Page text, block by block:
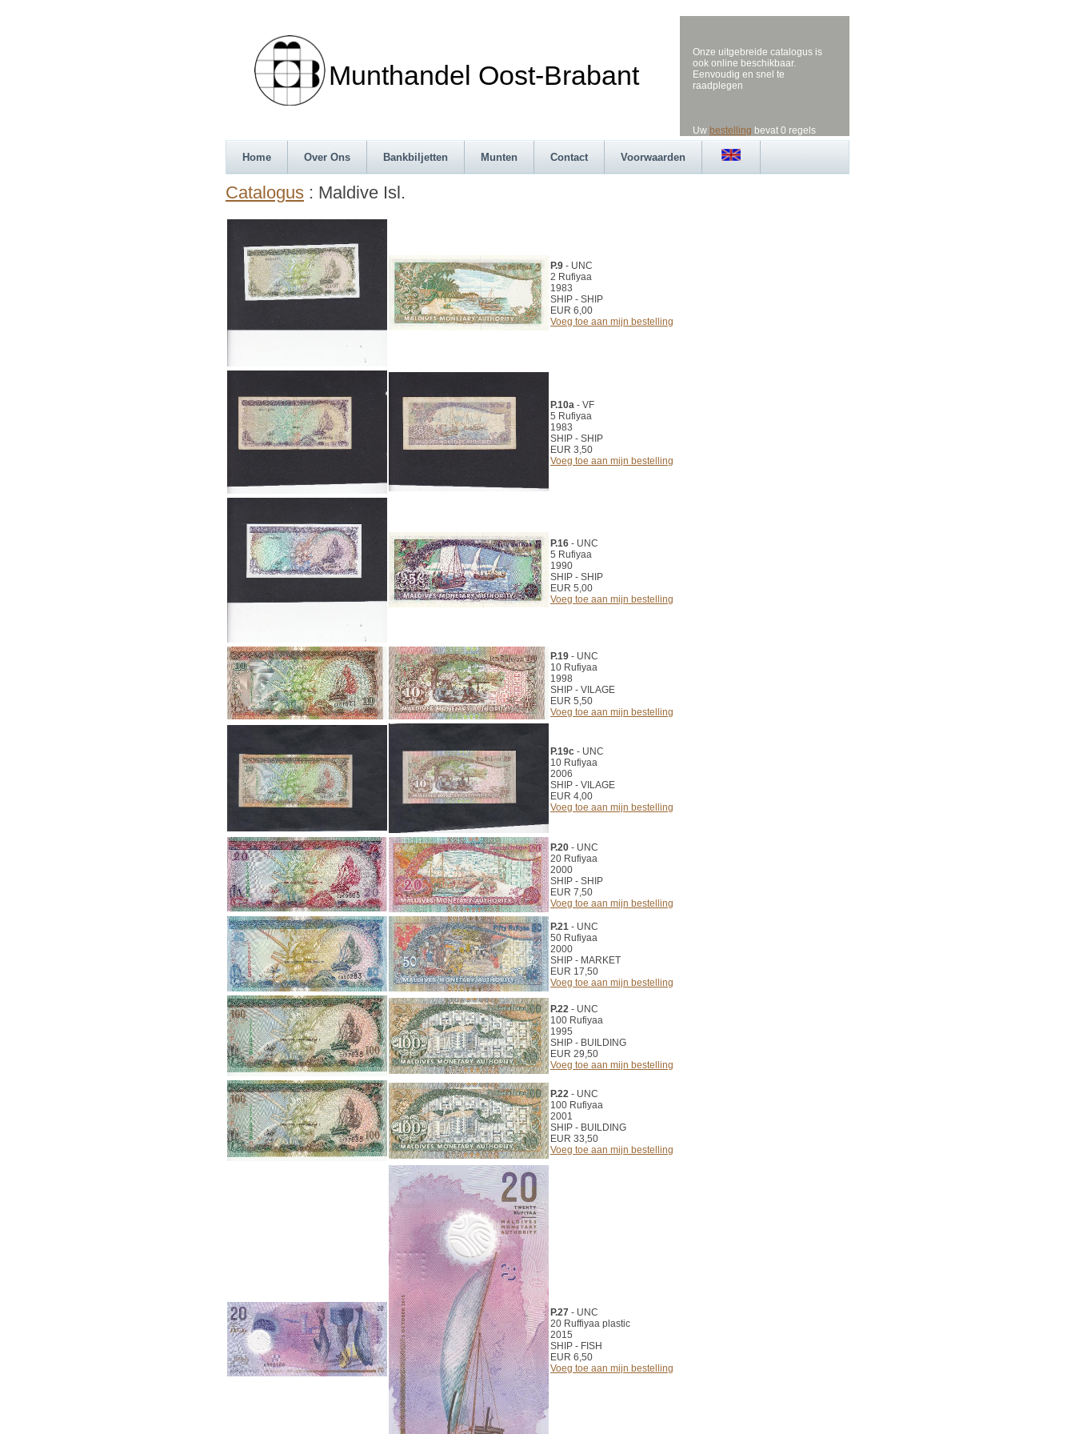
Munthandel Oost-Brabant
Onze uitgebreide catalogus is
ook online beschikbaar.
Eenvoudig en snel te
raadplegen
Uw bestelling bevat 0 regels
Home Over Ons Bankbiljetten Munten Contact Voorwaarden
Catalogus : Maldive Isl.
P.9 - UNC
2 Rufiyaa
1983
SHIP - SHIP
EUR 6,00
Voeg toe aan mijn bestelling
P.10a - VF
5 Rufiyaa
1983
SHIP - SHIP
EUR 3,50
Voeg toe aan mijn bestelling
P.16 - UNC
5 Rufiyaa
1990
SHIP - SHIP
EUR 5,00
Voeg toe aan mijn bestelling
P.19 - UNC
10 Rufiyaa
1998
SHIP - VILAGE
EUR 5,50
Voeg toe aan mijn bestelling
P.19c - UNC
10 Rufiyaa
2006
SHIP - VILAGE
EUR 4,00
Voeg toe aan mijn bestelling
P.20 - UNC
20 Rufiyaa
2000
SHIP - SHIP
EUR 7,50
Voeg toe aan mijn bestelling
P.21 - UNC
50 Rufiyaa
2000
SHIP - MARKET
EUR 17,50
Voeg toe aan mijn bestelling
P.22 - UNC
100 Rufiyaa
1995
SHIP - BUILDING
EUR 29,50
Voeg toe aan mijn bestelling
P.22 - UNC
100 Rufiyaa
2001
SHIP - BUILDING
EUR 33,50
Voeg toe aan mijn bestelling
P.27 - UNC
20 Ruffiyaa plastic
2015
SHIP - FISH
EUR 6,50
Voeg toe aan mijn bestelling